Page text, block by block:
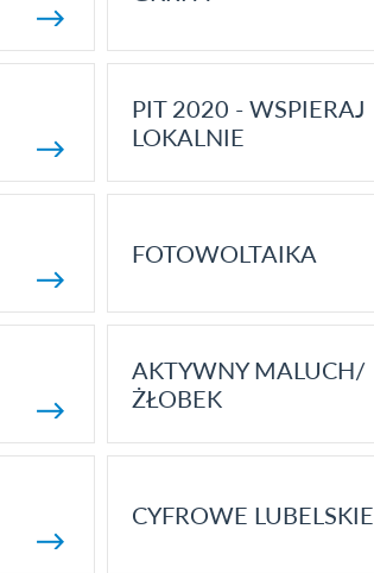
PIT 2020 - WSPIERAJ
LOKALNIE
FOTOWOLTAIKA
AKTYWNY MALUCH/
ŻŁOBEK
CYFROWE LUBELSKIE